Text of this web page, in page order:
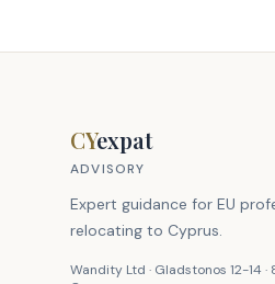
CYexpat
ADVISORY
Expert guidance for EU
relocating to Cyprus.
Wandity Ltd · Gladstonos 12-14 ·